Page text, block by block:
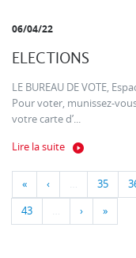
06/04/22
ELECTIONS
LE BUREAU DE VOTE,
Pour voter, munissez-
votre carte d’...
Lire la suite
« ‹ … 35
43 … › »